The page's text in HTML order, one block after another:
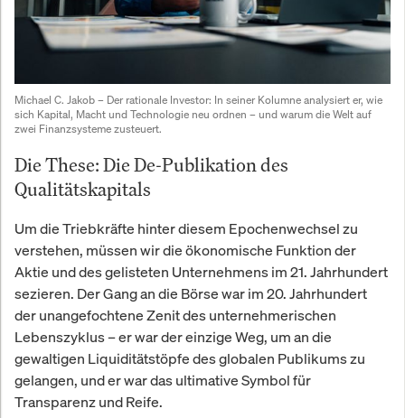
Michael C. Jakob – Der rationale Investor: In seiner Kolumne analysiert er, wie
sich Kapital, Macht und Technologie neu ordnen – und warum die Welt auf
zwei Finanzsysteme zusteuert.
Die These: Die De-Publikation des
Qualitätskapitals
Um die Triebkräfte hinter diesem Epochenwechsel zu
verstehen, müssen wir die ökonomische Funktion der
Aktie und des gelisteten Unternehmens im 21. Jahrhundert
sezieren. Der Gang an die Börse war im 20. Jahrhundert
der unangefochtene Zenit des unternehmerischen
Lebenszyklus – er war der einzige Weg, um an die
gewaltigen Liquiditätstöpfe des globalen Publikums zu
gelangen, und er war das ultimative Symbol für
Transparenz und Reife.